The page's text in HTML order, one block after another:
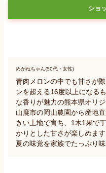
ショ
めがねちゃん(50代・女性)
青肉メロンの中でも甘さが
ンを超える16度以上になる
な香りが魅力の熊本県オリ
山鹿市の岡山農園から産地
きい土地で育ち、1木1果で
かりとした甘さが楽しめま
夏の味覚を家族でたっぷり味